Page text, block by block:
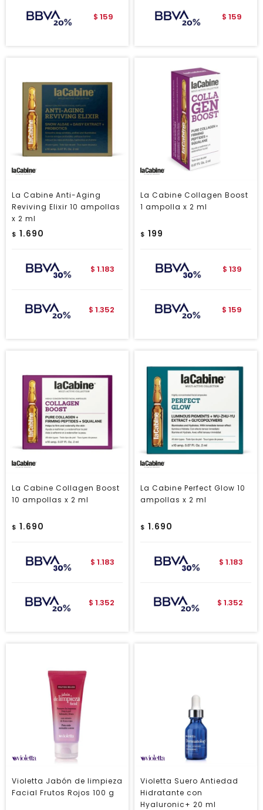
$ 159 $ 159
La Cabine Anti-Aging
Reviving Elixir 10 ampollas
x 2 ml
$ 1.690
$ 1.183
$ 1.352
La Cabine Collagen Boost
1 ampolla x 2 ml
$ 199
$ 139
$ 159
La Cabine Collagen Boost
10 ampollas x 2 ml
$ 1.690
$ 1.183
$ 1.352
La Cabine Perfect Glow 10
ampollas x 2 ml
$ 1.690
$ 1.183
$ 1.352
Violetta Jabón de limpieza
Facial Frutos Rojos 100 g
Violetta Suero Antiedad
Hidratante con
Hyaluronic+ 20 ml